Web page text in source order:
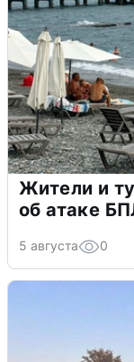
Жители и
об атаке
5 августа 0